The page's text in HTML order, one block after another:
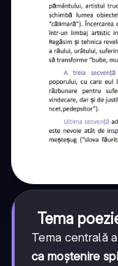
Tema
Tema centrală
ca moștenire